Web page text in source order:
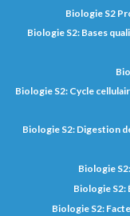
Biologie S2
Biologie S2: Bases
Biologie S2: Cycle
Biologie S2: Digestion
Biologie
Biologie
Biologie S2: